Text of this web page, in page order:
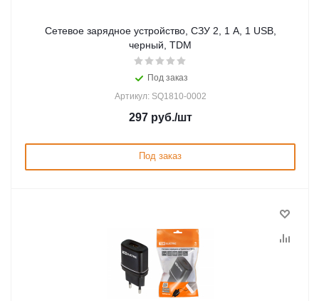
Сетевое зарядное устройство, СЗУ 2, 1 А, 1 USB,
черный, TDM
Под заказ
Артикул: SQ1810-0002
297руб./шт
Под заказ